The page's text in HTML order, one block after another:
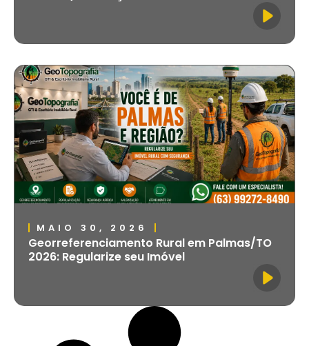
MAIO 30, 2026
Georreferenciamento Rural em Palmas/TO
2026: Regularize seu Imóvel